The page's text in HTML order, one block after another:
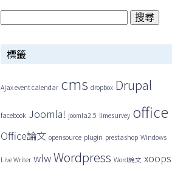
搜
關
字:
標籤
Ajax event calendar cms dropbox Drupal
facebook Joomla! joomla2.5 limesurvey office
Office論文 opensource plugin prestashop Windows
Live Writer wlwWordpress Word論文 xoops